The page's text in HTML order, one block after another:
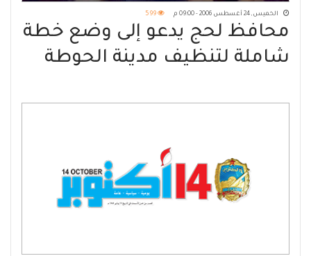
الخميس, 24 أغسطس 2006 - 09:00 م 599
محافظ لحج يدعو إلى وضع خطة
شاملة لتنظيف مدينة الحوطة